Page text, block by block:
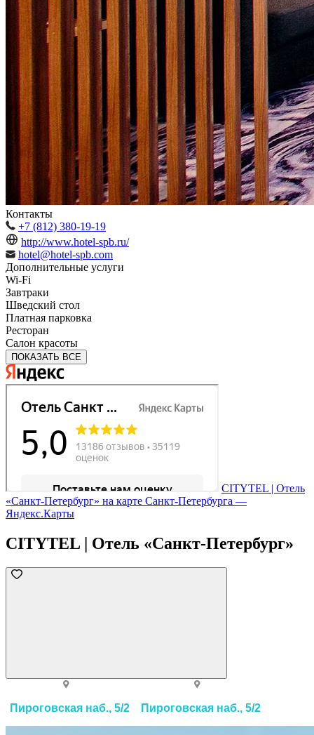
Контакты
+7 (812) 380-19-19
http://www.hotel-spb.ru/
hotel@hotel-spb.com
Дополнительные услуги
Wi-Fi
Завтраки
Шведский стол
Платная парковка
Ресторан
Салон красоты
ПОКАЗАТЬ ВСЕ
CITYTEL | Отель
«Санкт-Петербург» на карте Санкт‑Петербурга —
Яндекс.Карты
CITYTEL | Отель «Санкт-Петербург»
Пироговская наб., 5/2 Пироговская наб., 5/2